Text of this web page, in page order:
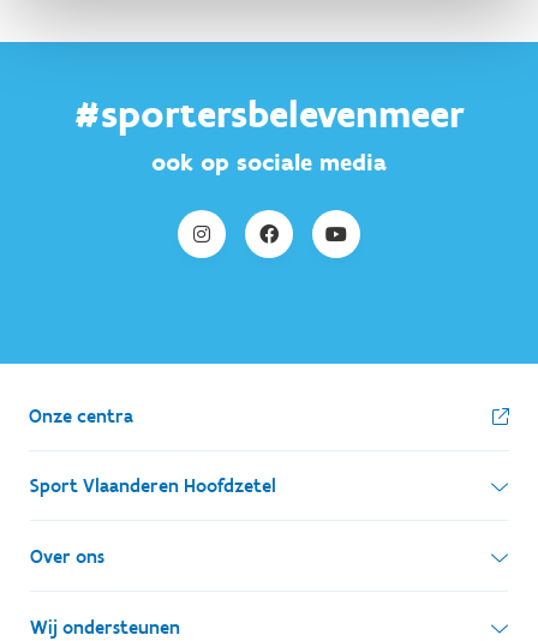
#sportersbelevenmeer
ook op sociale media
Onze centra
Sport Vlaanderen Hoofdzetel
Simon Bolivarlaan 17
1000 Brussel
Over ons
Wie zijn we, wat doen we
Wij ondersteunen